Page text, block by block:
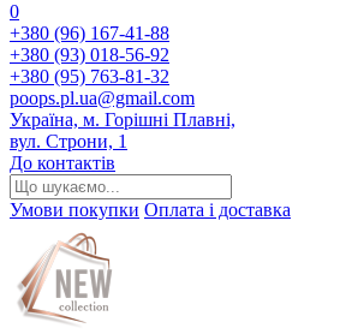
0
+380 (96) 167-41-88
+380 (93) 018-56-92
+380 (95) 763-81-32
poops.pl.ua@gmail.com
Україна, м. Горішні Плавні,
вул. Строни, 1
До контактів
Умови покупки Оплата і доставка